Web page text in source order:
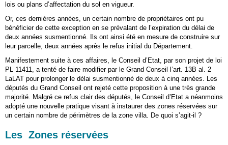
lois ou plans d’affectation du sol en vigueur.
Or, ces dernières années, un certain nombre de propriétaires ont pu
bénéficier de cette exception en se prévalant de l’expiration du délai de
deux années susmentionné. Ils ont ainsi été en mesure de construire sur
leur parcelle, deux années après le refus initial du Département.
Manifestement suite à ces affaires, le Conseil d’Etat, par son projet de loi
PL 11411, a tenté de faire modifier par le Grand Conseil l’art. 13B al. 2
LaLAT pour prolonger le délai susmentionné de deux à cinq années. Les
députés du Grand Conseil ont rejeté cette proposition à une très grande
majorité. Malgré ce refus clair des députés, le Conseil d’Etat a néanmoins
adopté une nouvelle pratique visant à instaurer des zones réservées sur
un certain nombre de périmètres de la zone villa. De quoi s’agit-il ?
Les Zones réservées